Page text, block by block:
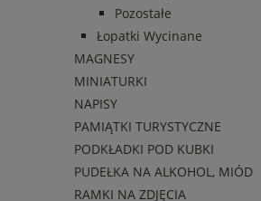
Pozostałe
Łopatki Wycinane
MAGNESY
MINIATURKI
NAPISY
PAMIĄTKI TURYSTYCZNE
PODKŁADKI POD KUBKI
PUDEŁKA NA ALKOHOL, MIÓD
RAMKI NA ZDJĘCIA